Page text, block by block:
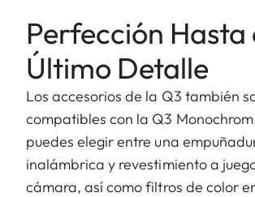
Perfección Hasta
Último Detalle
Los accesorios de la Q3 también
compatibles con la Q3
puedes elegir entre una
inalámbrica y revestimiento a
cámara, así como filtros de color